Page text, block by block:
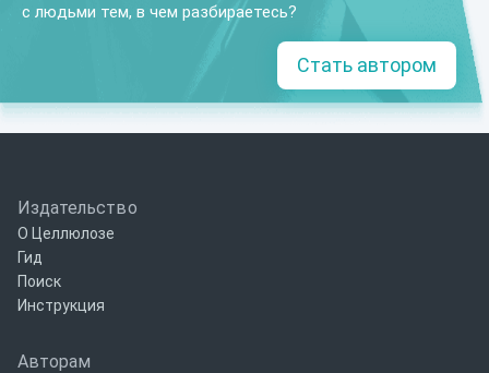
с людьми тем, в чем разбираетесь?
Стать автором
Издательство
О Целлюлозе
Гид
Поиск
Инструкция
Авторам